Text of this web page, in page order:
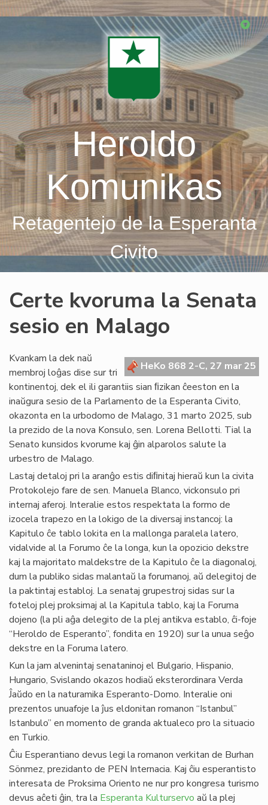
Skip
Heroldo
Komunikas
Retagentejo de la Esperanta
Civito
Certe kvoruma la Senata
sesio en Malago
HeKo 868 2-C, 27 mar 25
Kvankam la dek naŭ
membroj loĝas dise sur tri
kontinentoj, dek el ili garantiis sian ﬁzikan ĉeeston en la
inaŭgura sesio de la Parlamento de la Esperanta Civito,
okazonta en la urbodomo de Malago, 31 marto 2025, sub
la prezido de la nova Konsulo, sen. Lorena Bellotti. Tial la
Senato kunsidos kvorume kaj ĝin alparolos salute la
urbestro de Malago.
Lastaj detaloj pri la aranĝo estis diﬁnitaj hieraŭ kun la civita
Protokolejo fare de sen. Manuela Blanco, vickonsulo pri
internaj aferoj. Interalie estos respektata la formo de
izocela trapezo en la lokigo de la diversaj instancoj: la
Kapitulo ĉe tablo lokita en la mallonga paralela latero,
vidalvide al la Forumo ĉe la longa, kun la opozicio dekstre
kaj la majoritato maldekstre de la Kapitulo ĉe la diagonaloj,
dum la publiko sidas malantaŭ la forumanoj, aŭ delegitoj de
la paktintaj establoj. La senataj grupestroj sidas sur la
foteloj plej proksimaj al la Kapitula tablo, kaj la Foruma
dojeno (la pli aĝa delegito de la plej antikva establo, ĉi-foje
“Heroldo de Esperanto”, fondita en 1920) sur la unua seĝo
dekstre en la Foruma latero.
Kun la jam alvenintaj senataninoj el Bulgario, Hispanio,
Hungario, Svislando okazos hodiaŭ eksterordinara Verda
Ĵaŭdo en la naturamika Esperanto-Domo. Interalie oni
prezentos unuafoje la ĵus eldonitan romanon “Istanbul”
Istanbulo” en momento de granda aktualeco pro la situacio
en Turkio.
Ĉiu Esperantiano devus legi la romanon verkitan de Burhan
Sönmez, prezidanto de PEN Internacia. Kaj ĉiu esperantisto
interesata de Proksima Oriento ne nur pro kongresa turismo
devus aĉeti ĝin, tra la Esperanta Kulturservo aŭ la plej